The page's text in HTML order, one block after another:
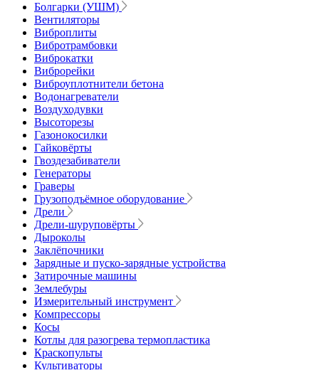
Болгарки (УШМ)
Вентиляторы
Виброплиты
Вибротрамбовки
Виброкатки
Виброрейки
Виброуплотнители бетона
Водонагреватели
Воздуходувки
Высоторезы
Газонокосилки
Гайковёрты
Гвоздезабиватели
Генераторы
Граверы
Грузоподъёмное оборудование
Дрели
Дрели-шуруповёрты
Дыроколы
Заклёпочники
Зарядные и пуско-зарядные устройства
Затирочные машины
Землебуры
Измерительный инструмент
Компрессоры
Косы
Котлы для разогрева термопластика
Краскопульты
Культиваторы